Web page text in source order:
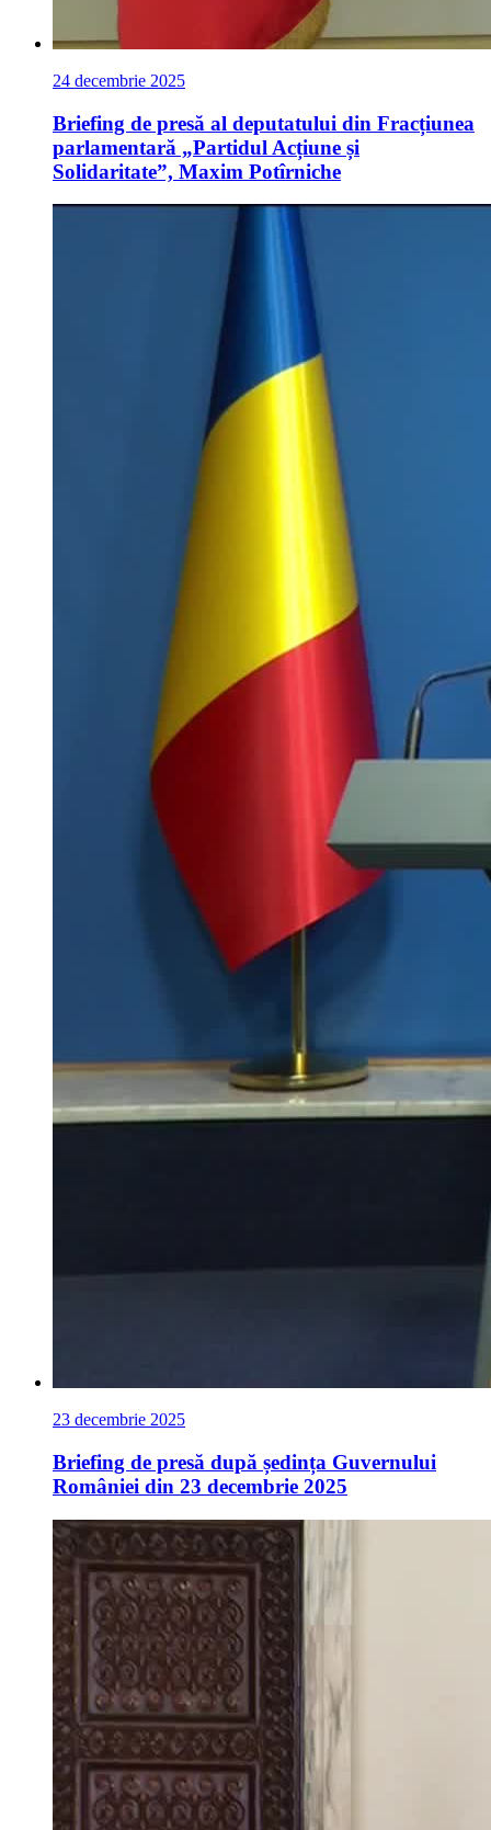
24 decembrie 2025
Briefing de presă al deputatului din Fracțiunea
parlamentară „Partidul Acțiune și
Solidaritate”, Maxim Potîrniche
23 decembrie 2025
Briefing de presă după ședința Guvernului
României din 23 decembrie 2025